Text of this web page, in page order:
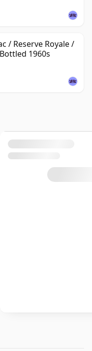
/ Reserve Royale /
1960s